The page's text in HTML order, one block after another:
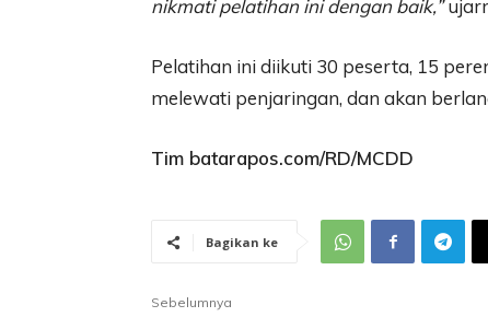
nikmati pelatihan ini dengan baik,”
Pelatihan ini diikuti 30 peserta, 15
melewati penjaringan, dan akan
Tim batarapos.com/RD/MCDD
Bagikan ke
Sebelumnya